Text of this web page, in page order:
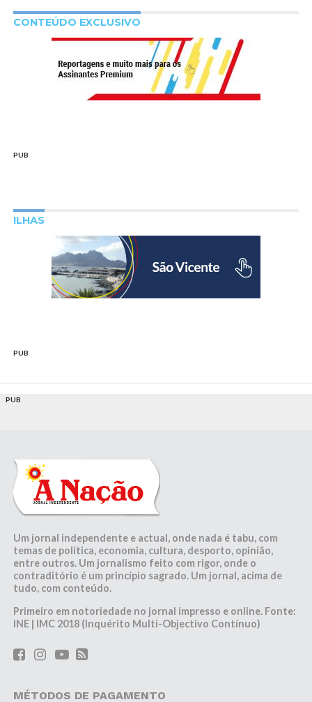
CONTEÚDO EXCLUSIVO
PUB
ILHAS
PUB
PUB
Um jornal independente e actual, onde nada é tabu, com
temas de política, economia, cultura, desporto, opinião,
entre outros. Um jornalismo feito com rigor, onde o
contraditório é um princípio sagrado. Um jornal, acima de
tudo, com conteúdo.
Primeiro em notoriedade no jornal impresso e online. Fonte:
INE | IMC 2018 (Inquérito Multi-Objectivo Contínuo)
MÉTODOS DE PAGAMENTO